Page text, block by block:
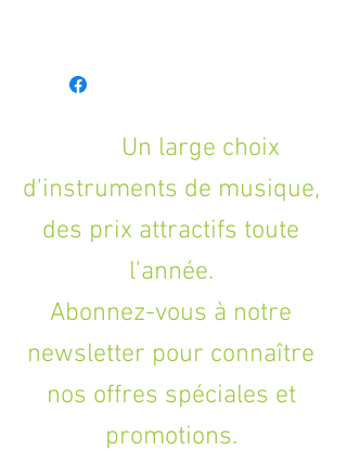
Un large choix
d'instruments de musique,
des prix attractifs toute
l'année.
Abonnez-vous à notre
newsletter pour connaître
nos offres spéciales et
promotions.